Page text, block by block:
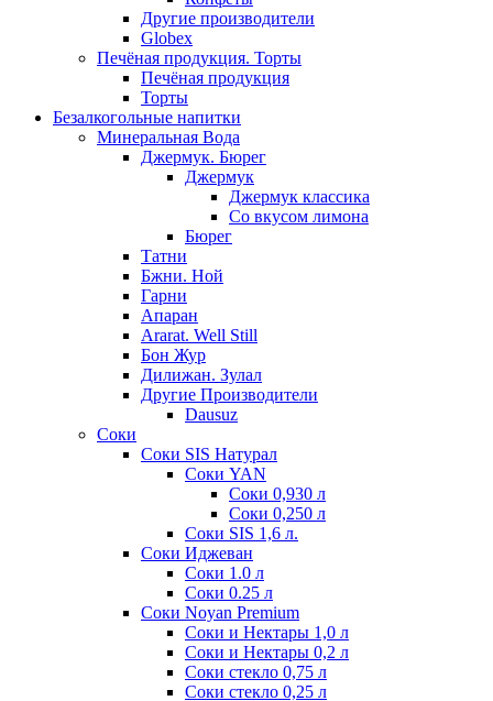
Другие производители
Globex
Печёная продукция. Торты
Печёная продукция
Торты
Безалкогольные напитки
Минеральная Вода
Джермук. Бюрег
Джермук
Джермук классика
Со вкусом лимона
Бюрег
Татни
Бжни. Ной
Гарни
Апаран
Ararat. Well Still
Бон Жур
Дилижан. Зулал
Другие Производители
Dausuz
Соки
Соки SIS Натурал
Соки YAN
Соки 0,930 л
Соки 0,250 л
Соки SIS 1,6 л.
Соки Иджеван
Соки 1.0 л
Соки 0.25 л
Соки Noyan Premium
Соки и Нектары 1,0 л
Соки и Нектары 0,2 л
Соки стекло 0,75 л
Соки стекло 0,25 л